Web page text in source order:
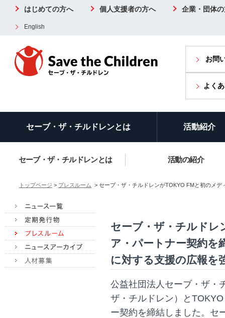
はじめての方へ 個人支援者の方へ 企業・団体
English
お問
よく
セーブ・ザ・チルドレンとは 活動紹介
セーブ・ザ・チルドレンとは 活動の紹介
トップページ > プレスルーム > セーブ・ザ・チルドレンがTOKYO FMと初のメ
セーブ・ザ・チルドレ
ア・パートナー契約を
に対する支援の広報を
公益社団法人セーブ・ザ・
ザ・チルドレン）と
ー契約を締結しました。セ